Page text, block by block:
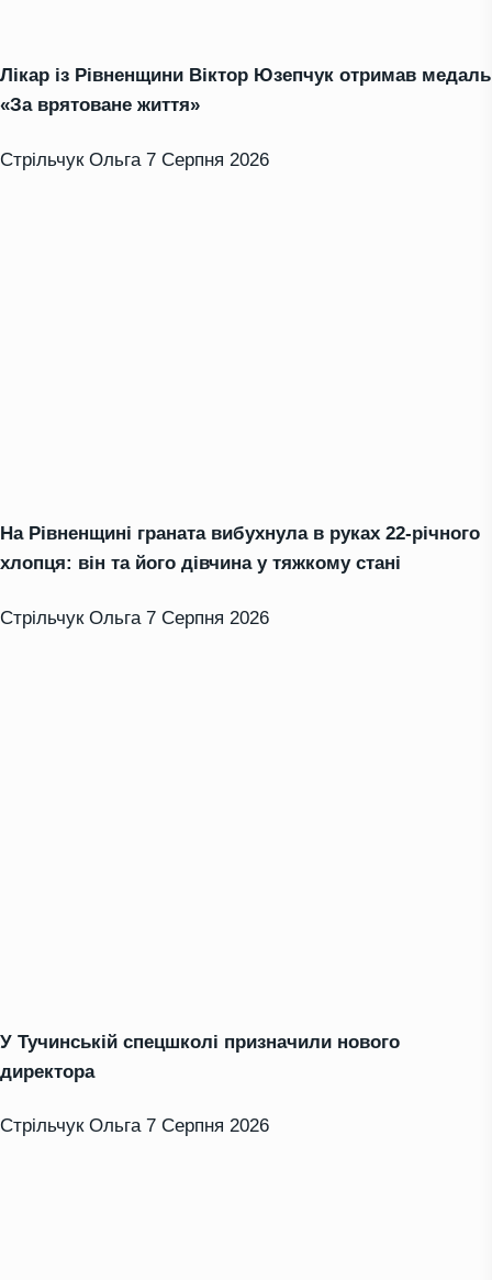
Лікар із Рівненщини Віктор Юзепчук отримав медаль
«За врятоване життя»
Стрільчук Ольга 7 Серпня 2026
На Рівненщині граната вибухнула в руках 22-річного
хлопця: він та його дівчина у тяжкому стані
Стрільчук Ольга 7 Серпня 2026
У Тучинській спецшколі призначили нового
директора
Стрільчук Ольга 7 Серпня 2026